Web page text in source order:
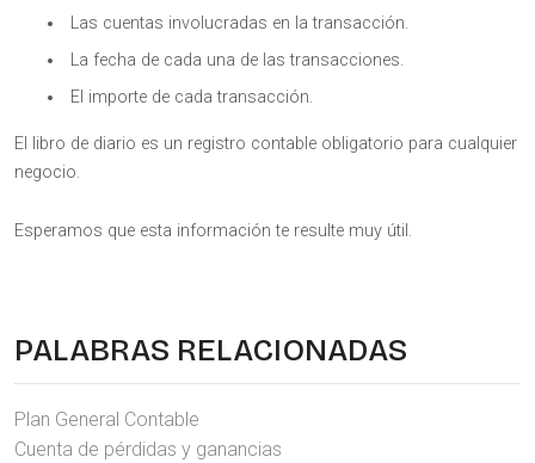
Las cuentas involucradas en la transacción.
La fecha de cada una de las transacciones.
El importe de cada transacción.
El libro de diario es un registro contable obligatorio para cualquier
negocio.
Esperamos que esta información te resulte muy útil.
PALABRAS RELACIONADAS
Plan General Contable
Cuenta de pérdidas y ganancias